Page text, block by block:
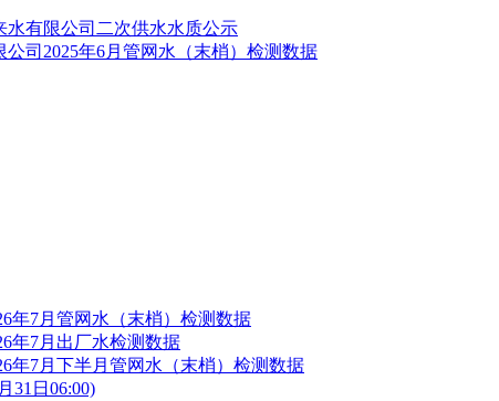
水有限公司二次供水水质公示
公司2025年6月管网水（末梢）检测数据
年7月管网水（末梢）检测数据
年7月出厂水检测数据
年7月下半月管网水（末梢）检测数据
31日06:00)